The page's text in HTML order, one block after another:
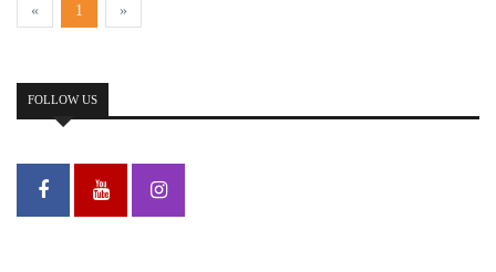
« 1 »
FOLLOW US